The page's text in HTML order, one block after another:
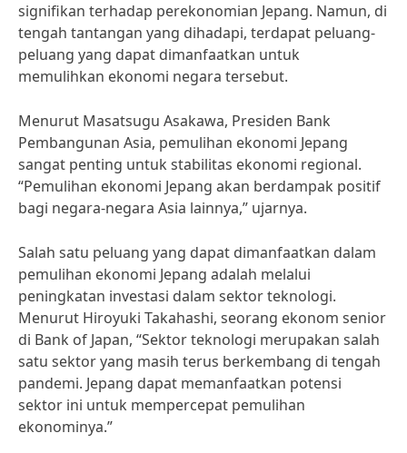
signifikan terhadap perekonomian Jepang. Namun, di
tengah tantangan yang dihadapi, terdapat peluang-
peluang yang dapat dimanfaatkan untuk
memulihkan ekonomi negara tersebut.
Menurut Masatsugu Asakawa, Presiden Bank
Pembangunan Asia, pemulihan ekonomi Jepang
sangat penting untuk stabilitas ekonomi regional.
“Pemulihan ekonomi Jepang akan berdampak positif
bagi negara-negara Asia lainnya,” ujarnya.
Salah satu peluang yang dapat dimanfaatkan dalam
pemulihan ekonomi Jepang adalah melalui
peningkatan investasi dalam sektor teknologi.
Menurut Hiroyuki Takahashi, seorang ekonom senior
di Bank of Japan, “Sektor teknologi merupakan salah
satu sektor yang masih terus berkembang di tengah
pandemi. Jepang dapat memanfaatkan potensi
sektor ini untuk mempercepat pemulihan
ekonominya.”